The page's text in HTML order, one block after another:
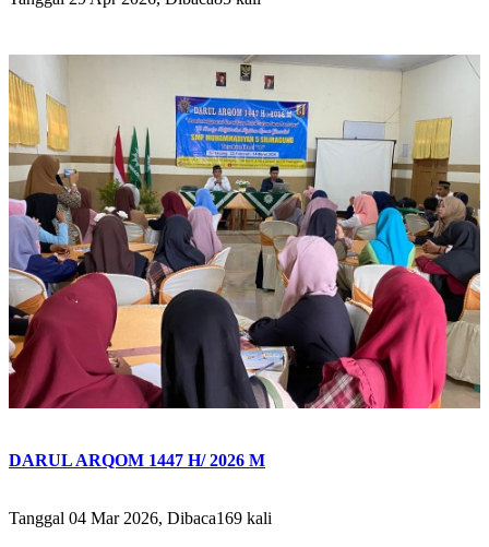
DARUL ARQOM 1447 H/ 2026 M
Tanggal 04 Mar 2026, Dibaca169 kali